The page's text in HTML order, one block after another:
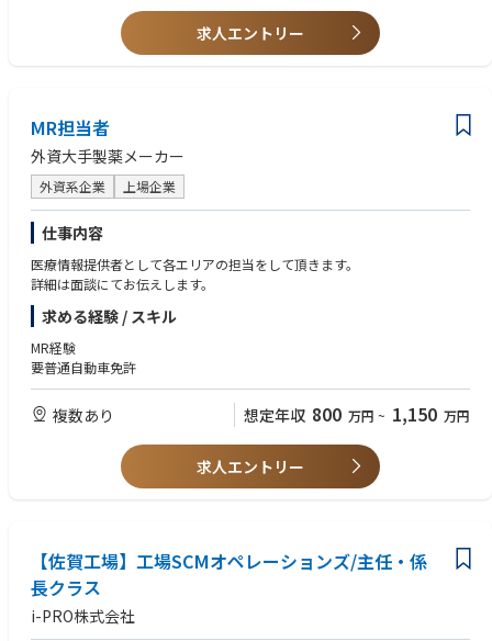
• システムを使用した手術に立会い、製品の安全使用のためにサポートす
式の採用に繋がる営業活動、マーケティング活動のサポートやコーディネ
ーションを行う。
• 日報（営業・症例報告、営業活動の結果）や経費精算、社内オンライン
トレーニングや社内システムを使用した事務処理を行う。
・医療業界、特に医療機器業界経験者
求人エントリー
MR担当者
外資大手製薬メーカー
外資系企業 上場企業
仕事内容
医療情報提供者として各エリアの担当をして頂きます。
詳細は面談にてお伝えします。
求める経験 / スキル
MR経験
要普通自動車免許
複数あり 想定年収 800 万円 ~ 1,150 万円
求人エントリー
【佐賀工場】工場SCMオペレーションズ/主任・係
長クラス
i-PRO株式会社